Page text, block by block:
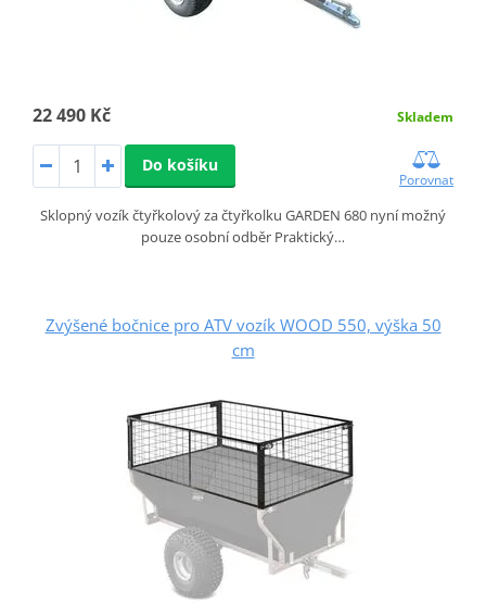
22 490 Kč Skladem
Do košíku
Porovnat
Sklopný vozík čtyřkolový za čtyřkolku GARDEN 680 nyní možný
pouze osobní odběr Praktický…
Zvýšené bočnice pro ATV vozík WOOD 550, výška 50
cm